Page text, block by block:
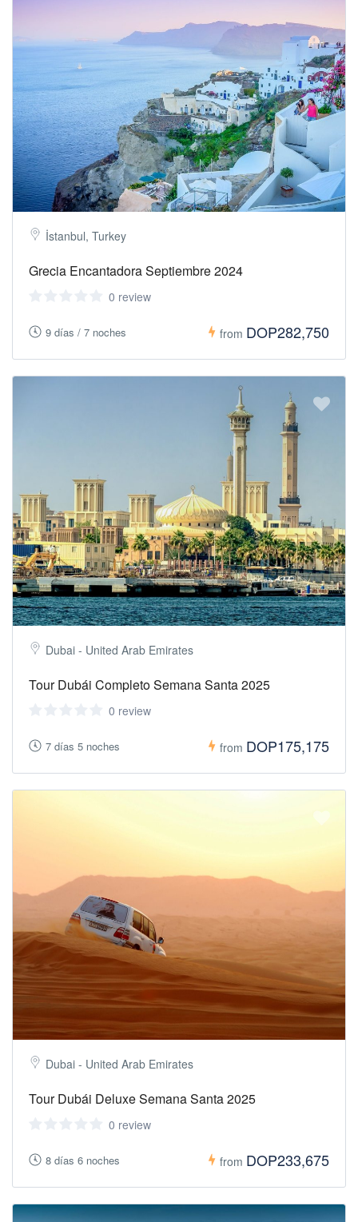
İstanbul, Turkey
Grecia Encantadora Septiembre 2024
0 review
9 días / 7 noches from DOP282,750
Dubai - United Arab Emirates
Tour Dubái Completo Semana Santa 2025
0 review
7 días 5 noches from DOP175,175
Dubai - United Arab Emirates
Tour Dubái Deluxe Semana Santa 2025
0 review
8 días 6 noches from DOP233,675